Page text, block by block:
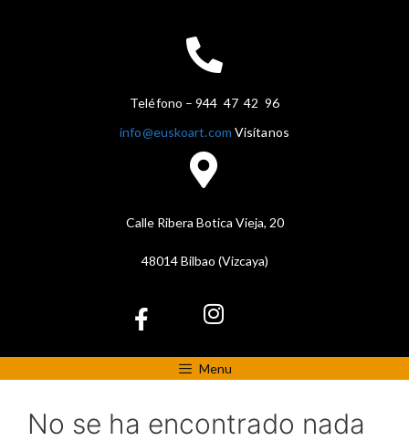
Teléfono – 944 47 42 96
info@euskoart.com Visítanos
Calle Ribera Botica Vieja, 20
48014 Bilbao (Vizcaya)
Menu
No se ha encontrado nada